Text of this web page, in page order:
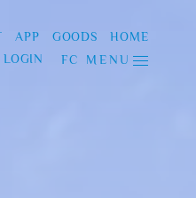
APP GOODS
HOME
LOGIN FC MENU